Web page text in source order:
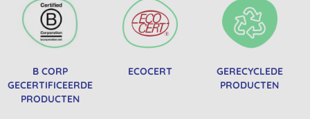
B CORP
GECERTIFICEERDE
PRODUCTEN
ECOCERT
GERECYCLEDE
PRODUCTEN